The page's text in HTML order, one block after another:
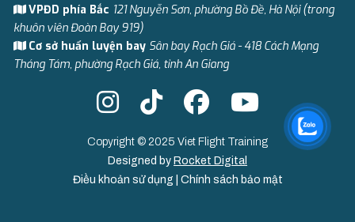
VPĐD phía Bắc 121 Nguyễn Sơn, phường Bồ Đề, Hà Nội (trong
khuôn viên Đoàn Bay 919)
Cơ sở huấn luyện bay Sân bay Rạch Giá - 418 Cách Mạng
Tháng Tám, phường Rạch Giá, tỉnh An Giang
Copyright © 2025 Viet Flight Training
Designed by Rocket Digital
Điều khoản sử dụng
Chính sách bảo mật